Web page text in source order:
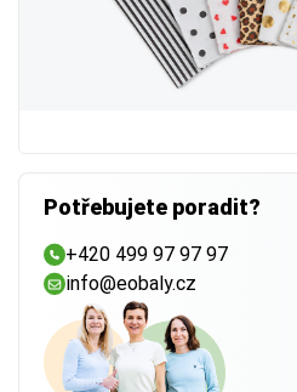
Potřebujete poradit?
+420 499 97 97 97
info@eobaly.cz